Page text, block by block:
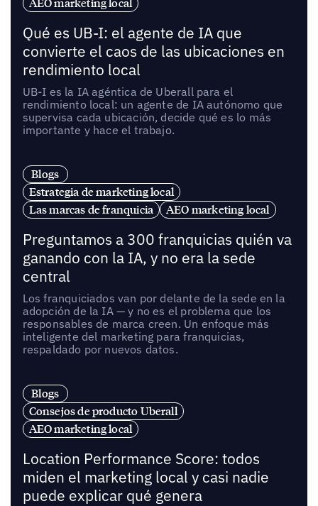
AEO marketing local
Qué es UB-I: el agente de IA que
convierte el caos de las ubicaciones en
rendimiento local
UB-I es la IA agéntica de Uberall para el
rendimiento local: un agente de IA autónomo que
supervisa cada ubicación, decide qué es lo más
importante y hace el trabajo.
Blogs
Estrategia de marketing local
Las marcas de franquicia
AEO marketing local
Preguntamos a 300 franquicias quién va
ganando con la IA, y no era la sede
central
Los franquiciados van por delante de la sede en la
adopción de la IA — y no es el problema que los
responsables de marca creen. Un enfoque más
inteligente del marketing para franquicias,
respaldado por nuevos datos.
Blogs
Consejos de producto Uberall
AEO marketing local
Location Performance Score: todos
miden el marketing local y casi nadie
puede explicar qué genera